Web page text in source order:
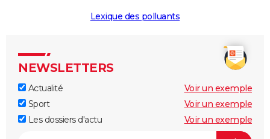
Lexique des polluants
NEWSLETTERS
Actualité
Voir un exemple
Sport
Voir un exemple
Les dossiers d'actu
Voir un exemple